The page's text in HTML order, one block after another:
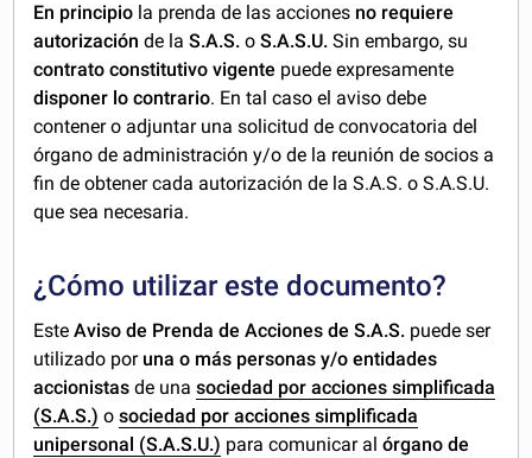
En principio la prenda de las acciones no requiere
autorización de laS.A.S. oS.A.S.U. Sin embargo, su
contrato constitutivo vigente puede expresamente
disponer lo contrario. En tal caso el aviso debe
contener o adjuntar una solicitud de convocatoria del
órgano de administración y/o de la reunión de socios a
fin de obtener cada autorización de la S.A.S. o S.A.S.U.
que sea necesaria.
¿Cómo utilizar este documento?
EsteAviso de Prenda de Acciones de S.A.S. puede ser
utilizado por una o más personas y/o entidades
accionistas de unasociedad por acciones simplificada
(S.A.S.) osociedad por acciones simplificada
unipersonal (S.A.S.U.) para comunicar alórgano de